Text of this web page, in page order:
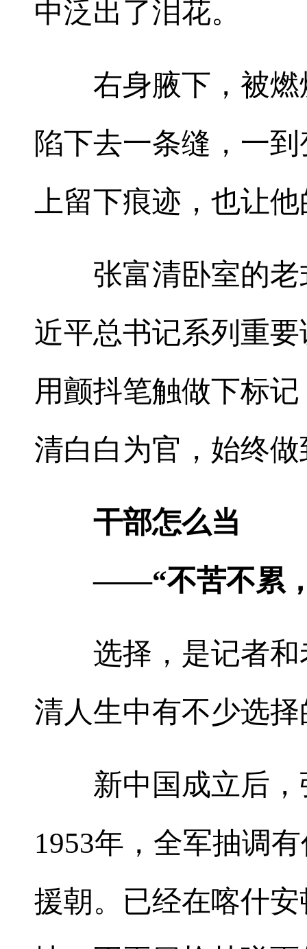
中泛出了泪花。
右身腋下，被燃
陷下去一条缝，一
上留下痕迹，也让
张富清卧室的老
近平总书记系列重
用颤抖笔触做下标
清白白为官，始终
干部怎么当
——“不苦不累，
选择，是记者和
清人生中有不少选
新中国成立后，
1953年，全军抽调
援朝。已经在喀什